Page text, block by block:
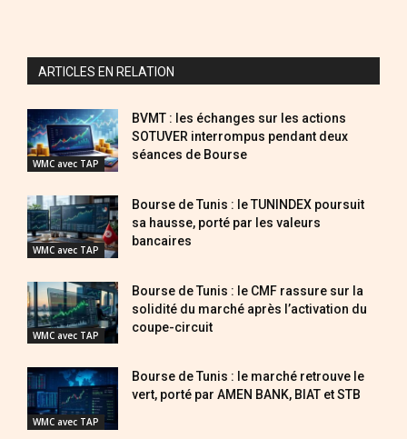
ARTICLES EN RELATION
WMC avec TAP
BVMT : les échanges sur les actions
SOTUVER interrompus pendant deux
séances de Bourse
WMC avec TAP
Bourse de Tunis : le TUNINDEX poursuit
sa hausse, porté par les valeurs
bancaires
WMC avec TAP
Bourse de Tunis : le CMF rassure sur la
solidité du marché après l’activation du
coupe-circuit
WMC avec TAP
Bourse de Tunis : le marché retrouve le
vert, porté par AMEN BANK, BIAT et STB